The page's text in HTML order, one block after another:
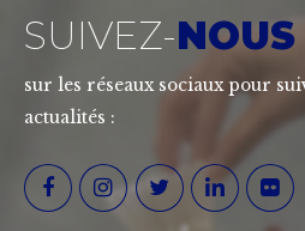
SUIVEZ-NOUS
sur les réseaux sociaux pour
actualités :